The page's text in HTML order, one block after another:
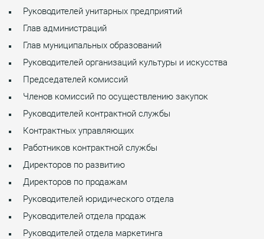
Руководителей унитарных предприятий
Глав администраций
Глав муниципальных образований
Руководителей организаций культуры и искусства
Председателей комиссий
Членов комиссий по осуществлению закупок
Руководителей контрактной службы
Контрактных управляющих
Работников контрактной службы
Директоров по развитию
Директоров по продажам
Руководителей юридического отдела
Руководителей отдела продаж
Руководителей отдела маркетинга